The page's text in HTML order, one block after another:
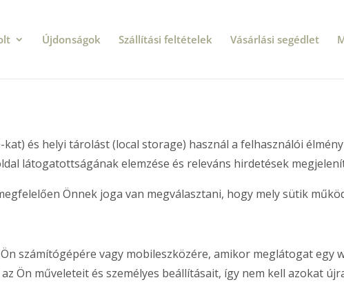
Újdonságok Szállítási feltételek Vásárlási segédlet
és helyi tárolást (local storage) használ a felhasználói
látogatottságának elemzése és releváns hirdetések
Önnek joga van megválasztani, hogy mely sütik
számítógépére vagy mobileszközére, amikor meglátogat egy
Ön műveleteit és személyes beállításait, így nem kell azokat